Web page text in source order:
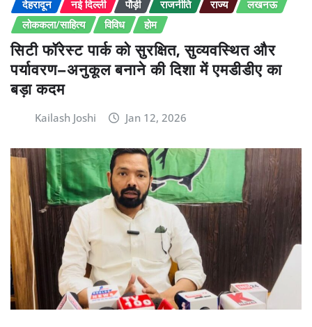
देहरादून
नई दिल्ली पौड़ी राजनीति राज्य
लखनऊ
लोककला/साहित्य
विविध होम
सिटी फॉरेस्ट पार्क को सुरक्षित, सुव्यवस्थित और
पर्यावरण–अनुकूल बनाने की दिशा में एमडीडीए का
बड़ा कदम
Kailash Joshi Jan 12, 2026